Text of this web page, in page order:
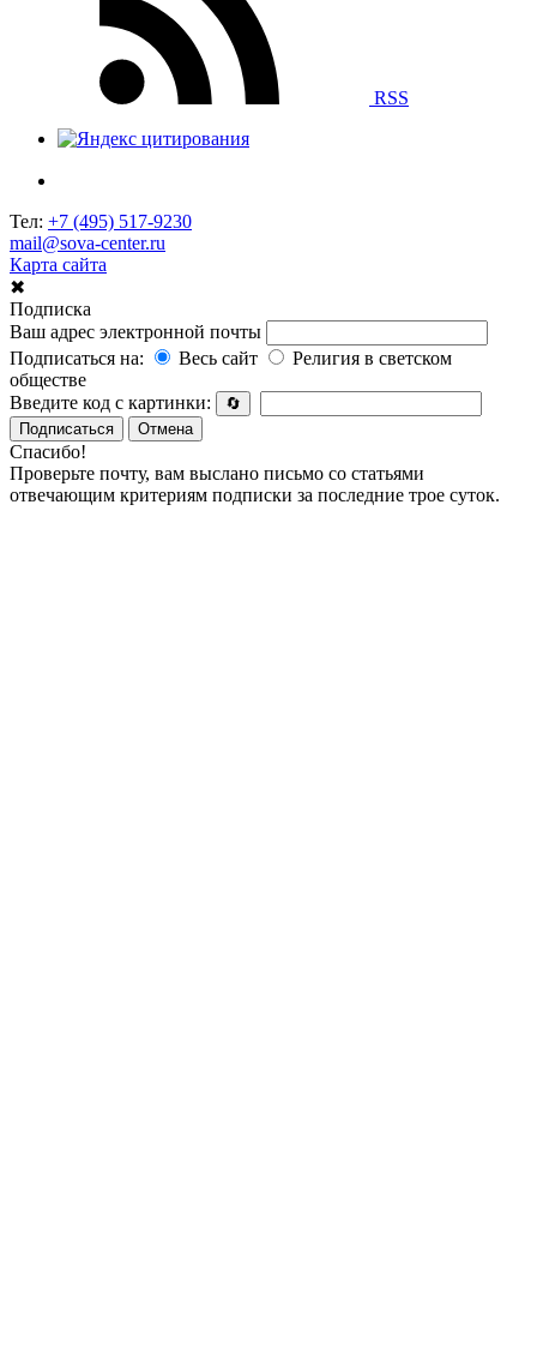
RSS
Тел: +7 (495) 517-9230
mail@sova-center.ru
Карта сайта
✖
Подписка
Ваш адрес электронной почты
Подписаться на:
Весь сайт
Религия в светском
обществе
Введите код с картинки:
🔄
Подписаться
Отмена
Спасибо!
Проверьте почту, вам выслано письмо со статьями
отвечающим критериям подписки за последние трое суток.